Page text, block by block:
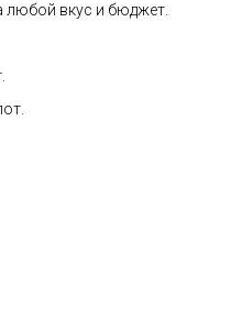
любой вкус и бюджет.